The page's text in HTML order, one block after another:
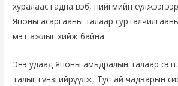
хуралаас гадна вэб, нийгмийн
Японы асаргааны талаар
мэт ажлыг хийж байна.
Энэ удаад Японы амьдралын талаар
талыг гүнзгийрүүлж, Тусгай чадварын